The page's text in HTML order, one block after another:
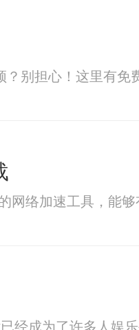
别担心！这里有免
网络加速工具，能
经成为了许多人娱